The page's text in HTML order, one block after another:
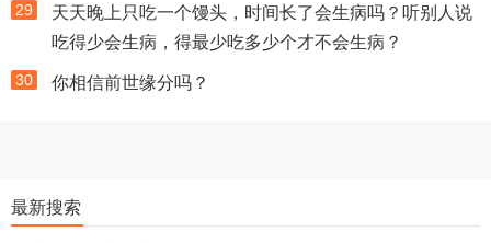
29
天天晚上只吃一个馒头，时间长了会生病吗？听别人说
吃得少会生病，得最少吃多少个才不会生病？
30 你相信前世缘分吗？
最新搜索